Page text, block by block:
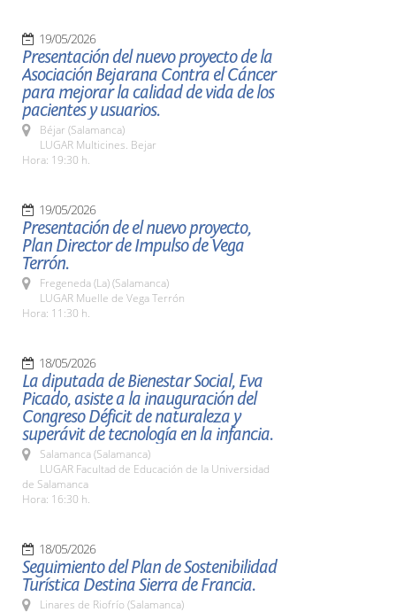
19/05/2026
Presentación del nuevo proyecto de la
Asociación Bejarana Contra el Cáncer
para mejorar la calidad de vida de los
pacientes y usuarios.
Béjar (Salamanca)
LUGAR Multicines. Bejar
Hora: 19:30 h.
19/05/2026
Presentación de el nuevo proyecto,
Plan Director de Impulso de Vega
Terrón.
Fregeneda (La) (Salamanca)
LUGAR Muelle de Vega Terrón
Hora: 11:30 h.
18/05/2026
La diputada de Bienestar Social, Eva
Picado, asiste a la inauguración del
Congreso Déficit de naturaleza y
superávit de tecnología en la infancia.
Salamanca (Salamanca)
LUGAR Facultad de Educación de la Universidad
de Salamanca
Hora: 16:30 h.
18/05/2026
Seguimiento del Plan de Sostenibilidad
Turística Destina Sierra de Francia.
Linares de Riofrío (Salamanca)